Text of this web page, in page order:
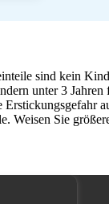
sind kein
unter 3 Jahren
Erstickungsgefahr
Weisen Sie